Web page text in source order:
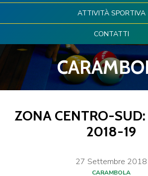
ATTIVITÀ SPORTIVA
CONTATTI
ZONA CENTRO-SUD:
2018-19
27 Settembre 2018
CARAMBOLA